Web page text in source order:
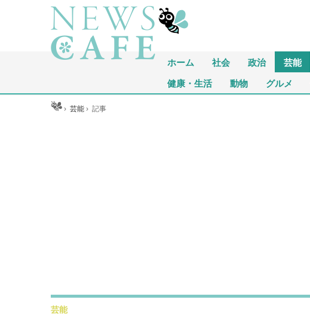
ホーム 社会 政治 芸能
健康・生活 動物 グルメ
ホーム ›芸能 ›記事
芸能